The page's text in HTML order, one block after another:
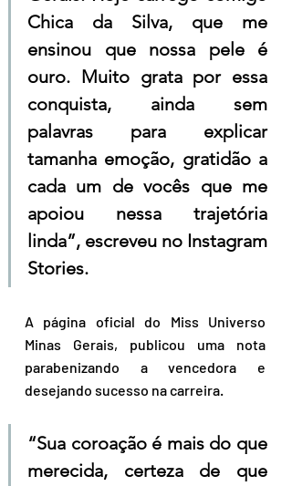
Chica da Silva, que me
ensinou que nossa pele é
ouro. Muito grata por essa
conquista, ainda sem
palavras para explicar
tamanha emoção, gratidão a
cada um de vocês que me
apoiou nessa trajetória
linda”, escreveu no Instagram
Stories.
A página oficial do Miss Universo
Minas Gerais, publicou uma nota
parabenizando a vencedora e
desejando sucesso na carreira.
“Sua coroação é mais do que
merecida, certeza de que